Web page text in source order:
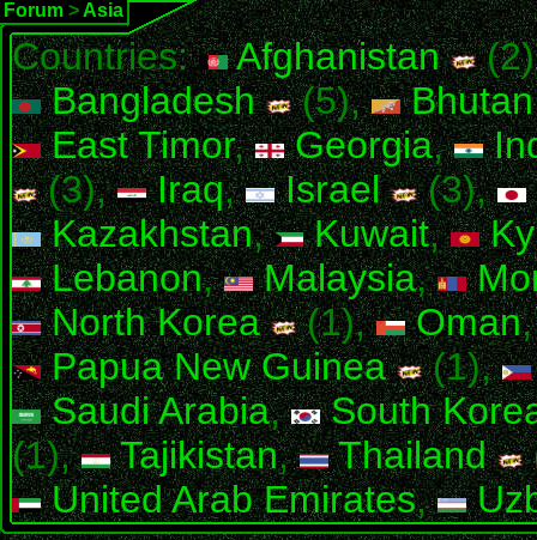
Forum > Asia
Countries: Afghanistan
Bangladesh
(5), Bhutan
East Timor, Georgia,
(3),
Iraq, Israel (3),
Kazakhstan, Kuwait,
Lebanon, Malaysia,
North Korea
(1), Oman
Papua New Guinea
(1),
Saudi Arabia,
South
(1),
Tajikistan, Thailand
United Arab Emirates,